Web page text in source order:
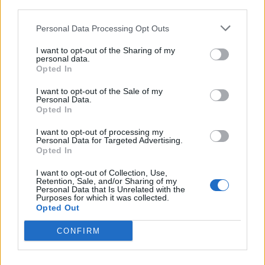
Personal Data Processing Opt Outs
I want to opt-out of the Sharing of my
personal data.
Opted In
I want to opt-out of the Sale of my
Personal Data.
Opted In
I want to opt-out of processing my
Personal Data for Targeted Advertising.
Opted In
I want to opt-out of Collection, Use,
Retention, Sale, and/or Sharing of my
Personal Data that Is Unrelated with the
Purposes for which it was collected.
Opted Out
CONFIRM
Το Disney δίνει teaser για το documentary
“Don’t Look Back in Anger” των Oasis